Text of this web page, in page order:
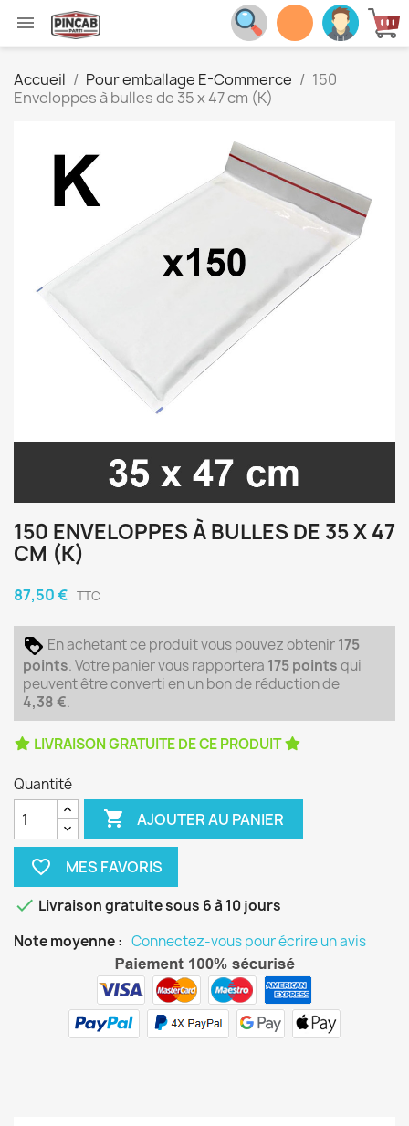

Accueil Pour emballage E-Commerce
150
Enveloppes à bulles de 35 x 47 cm (K)
150 ENVELOPPES À BULLES DE 35 X 47
CM (K)
87,50 € TTC
En achetant ce produit vous pouvez obtenir175
points. Votre panier vous rapportera 175pointsqui
peuvent être converti en un bon de réduction de
4,38 €.
LIVRAISON GRATUITE DE CE PRODUIT
Quantité
 AJOUTER AU PANIER
favorite_border
 Livraison gratuite sous 6 à 10 jours
Note moyenne : Connectez-vous pour écrire un avis